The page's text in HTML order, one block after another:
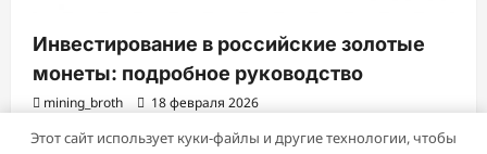
Инвестирование в российские золотые
монеты: подробное руководство
mining_broth 18 февраля 2026
Этот сайт использует куки-файлы и другие технологии, чтобы